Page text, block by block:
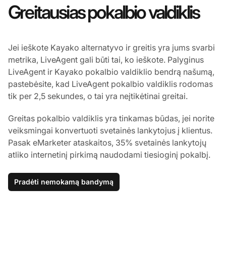
Greitausias pokalbio valdiklis
Jei ieškote Kayako alternatyvo ir greitis yra jums svarbi
metrika, LiveAgent gali būti tai, ko ieškote. Palyginus
LiveAgent ir Kayako pokalbio valdiklio bendrą našumą,
pastebėsite, kad LiveAgent pokalbio valdiklis rodomas
tik per 2,5 sekundes, o tai yra neįtikėtinai greitai.
Greitas pokalbio valdiklis yra tinkamas būdas, jei norite
veiksmingai konvertuoti svetainės lankytojus į klientus.
Pasak eMarketer ataskaitos, 35% svetainės lankytojų
atliko internetinį pirkimą naudodami tiesioginį pokalbį.
Pradėti nemokamą bandymą